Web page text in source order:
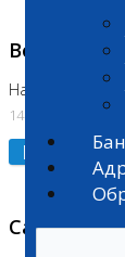
На Нагорной
14.07.2026
Подробнее